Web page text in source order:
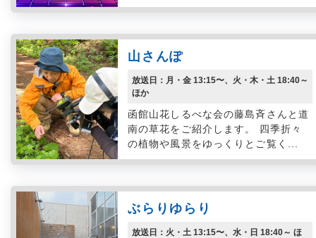
山さんぽ
放送日：月・金 13:15〜、火・木・土 18:40～
ほか
函館山花しるべな会の藤島斉さんと道
南の草花をご紹介します。 四季折々
の植物や風景をゆっくりとご覧く...
ぶらりゆらり
放送日：火・土 13:15〜、水・日 18:40～ ほ